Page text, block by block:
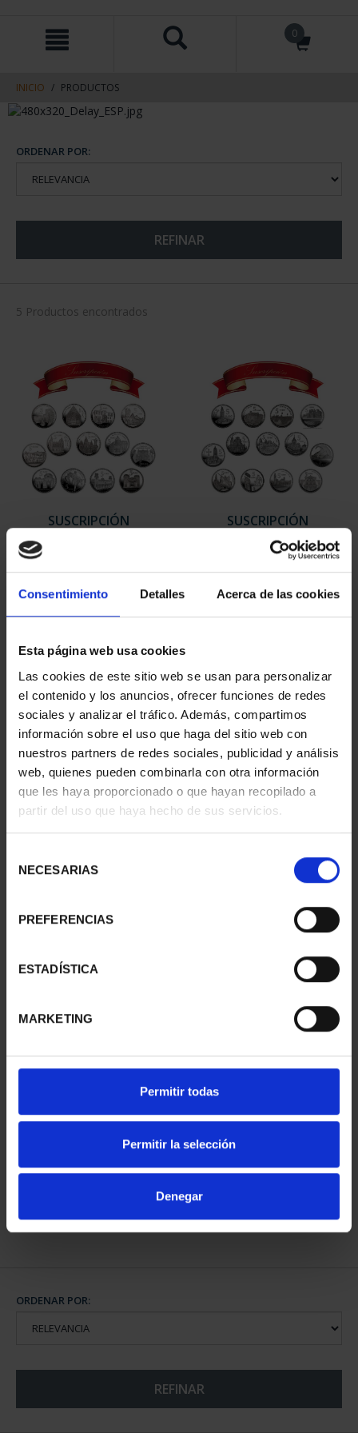
Consentimiento Detalles Acerca de las cookies
Esta página web usa cookies
Las cookies de este sitio web se usan para personalizar
el contenido y los anuncios, ofrecer funciones de redes
sociales y analizar el tráfico. Además, compartimos
información sobre el uso que haga del sitio web con
nuestros partners de redes sociales, publicidad y análisis
web, quienes pueden combinarla con otra información
que les haya proporcionado o que hayan recopilado a
partir del uso que haya hecho de sus servicios.
NECESARIAS
PREFERENCIAS
ESTADÍSTICA
MARKETING
Permitir todas
Permitir la selección
Denegar
contenido
navegacin
0
INICIO PRODUCTOS
ORDENAR POR:
REFINAR
5 Productos encontrados
SUSCRIPCIÓN
949,00 €
Sólo para usuarios
registrados
SUSCRIPCIÓN
CAPITALES DE
PROVINCIA 2
949,00 €
Sólo para usuarios
registrados
SUSCRIPCIÓN
CAPITALES DE
949,00 €
registrados
SUSCRIPCIÓN
CAPITALES DE
949,00 €
registrados
CAPITALES DE
COMPLET...
3.796,00 €
ORDENAR POR:
REFINAR